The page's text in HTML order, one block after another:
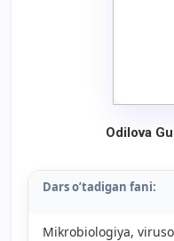
Odilova
Dars o’tadigan fani:
Mikrobiologiya,